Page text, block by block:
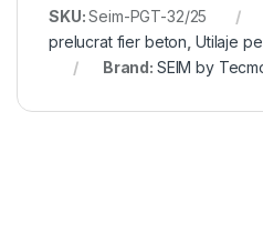
SKU:Seim-PGT-32/25
prelucrat fier beton Utilaje
Brand: SEIM by